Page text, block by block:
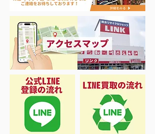
代 A2723